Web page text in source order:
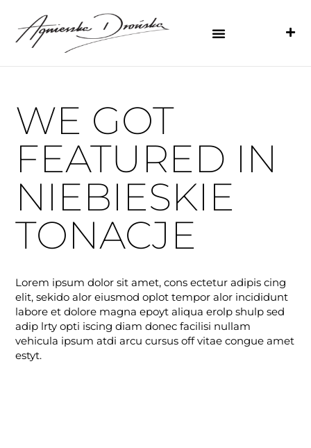
WE GOT
FEATURED IN
NIEBIESKIE
TONACJE
Lorem ipsum dolor sit amet, cons ectetur adipis cing
elit, sekido alor eiusmod oplot tempor alor incididunt
labore et dolore magna epoyt aliqua erolp shulp sed
adip lrty opti iscing diam donec facilisi nullam
vehicula ipsum atdi arcu cursus off vitae congue amet
estyt.